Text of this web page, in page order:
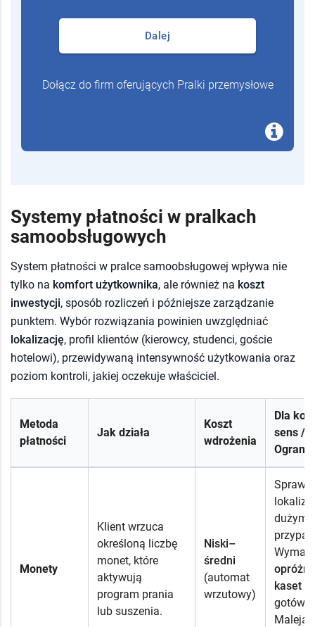
Dalej
Dołącz do firm oferujących Pralki przemysłowe
Systemy płatności w pralkach
samoobsługowych
System płatności w pralce samoobsługowej wpływa nie
tylko na komfort użytkownika, ale również na koszt
inwestycji, sposób rozliczeń i późniejsze zarządzanie
punktem. Wybór rozwiązania powinien uwzględniać
lokalizację, profil klientów (kierowcy, studenci, goście
hotelowi), przewidywaną intensywność użytkowania oraz
poziom kontroli, jakiej oczekuje właściciel.
Metoda
płatności
Jak działa
Koszt
wdrożenia
Dla
sens /
Monety
Klient wrzuca
określoną liczbę
monet, które
aktywują
program prania
lub suszenia.
Niski–
średni
(automat
wrzutowy)
dużym
kaset